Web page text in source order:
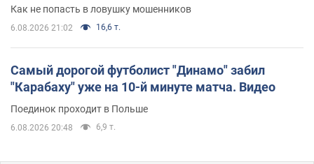
Как не попасть в ловушку мошенников
6.08.2026 21:02 16,6 т.
Самый дорогой футболист "Динамо" забил
"Карабаху" уже на 10-й минуте матча. Видео
Поединок проходит в Польше
6.08.2026 20:48 6,9 т.